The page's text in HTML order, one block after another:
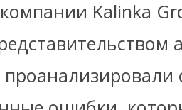
Kalinka
проанализировали